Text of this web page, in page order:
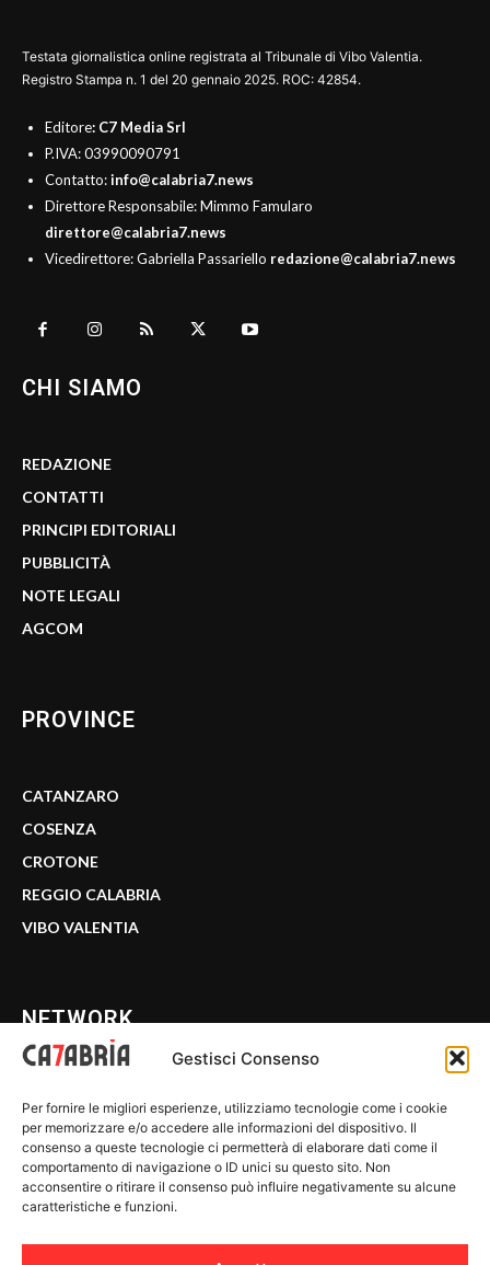
Gestisci Consenso
Per fornire le migliori esperienze, utilizziamo tecnologie come i cookie
per memorizzare e/o accedere alle informazioni del dispositivo. Il
consenso a queste tecnologie ci permetterà di elaborare dati come il
comportamento di navigazione o ID unici su questo sito. Non
acconsentire o ritirare il consenso può influire negativamente su alcune
caratteristiche e funzioni.
Testata giornalistica online registrata al Tribunale di Vibo Valentia.
Registro Stampa n. 1 del 20 gennaio 2025. ROC: 42854.
Editore: C7 Media Srl
P.IVA: 03990090791
Contatto:info@calabria7.news
Direttore Responsabile: Mimmo Famularo
direttore@calabria7.news
Vicedirettore: Gabriella Passariello redazione@calabria7.news
CHI SIAMO
REDAZIONE
CONTATTI
PRINCIPI EDITORIALI
PUBBLICITÀ
NOTE LEGALI
AGCOM
PROVINCE
CATANZARO
COSENZA
CROTONE
REGGIO CALABRIA
VIBO VALENTIA
NETWORK
WE CALABRIA
C7 PLAY
MIX ZONE